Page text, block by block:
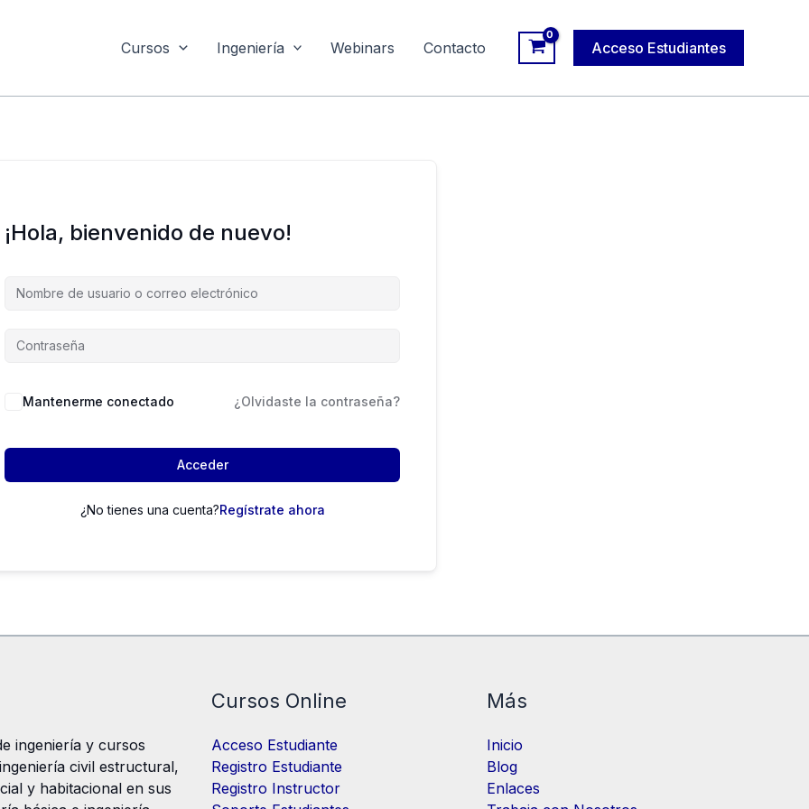
Cursos Ingeniería Webinars Contacto Acceso Estudiantes
¡Hola, bienvenido de nuevo!
Mantenerme conectado ¿Olvidaste la contraseña?
Acceder
¿No tienes una cuenta?Regístrate ahora
ingeniería y cursos
civil estructural,
y habitacional en sus
Cursos Online
Acceso Estudiante
Registro Estudiante
Registro Instructor
Más
Inicio
Blog
Enlaces